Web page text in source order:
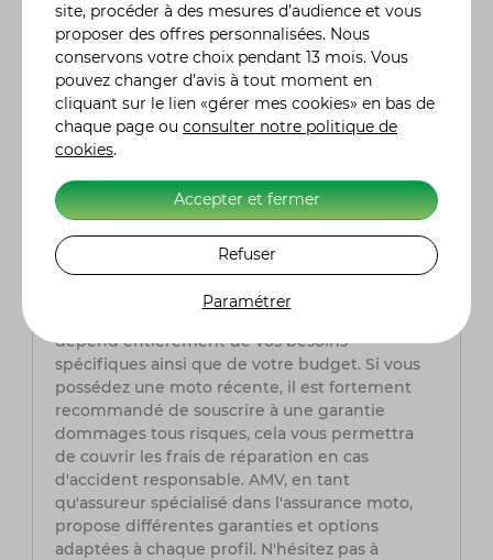
adaptés à chaque profil de conducteur et à
chaque type de moto. Nos conseillers
spécialisés sont là pour vous aider à choisir la
couverture qui répond le mieux à vos besoins
et à votre budget. N'hésitez pas à nous
contacter pour obtenir un devis personnalisé et
découvrez comment nous pouvons protéger au
fiers d'accompagner les motards depuis près
de 50 ans et de leur proposer une assurance sur
mesure pour rouler en toute sérénité.
Quelle formule assurance moto choisir ?
dépend entièrement de vos besoins
spécifiques ainsi que de votre budget. Si vous
possédez une moto récente, il est fortement
recommandé de souscrire à une garantie
dommages tous risques, cela vous permettra
de couvrir les frais de réparation en cas
d'accident responsable. AMV, en tant
qu'assureur spécialisé dans l'assurance moto,
propose différentes garanties et options
adaptées à chaque profil. N'hésitez pas à
site, procéder à des mesures d’audience et vous
proposer des offres personnalisées. Nous
conservons votre choix pendant 13 mois. Vous
pouvez changer d’avis à tout moment en
cliquant sur le lien «gérer mes cookies» en bas de
chaque page ou consulter notre politique de
cookies.
Accepter et fermer
Refuser
Paramétrer